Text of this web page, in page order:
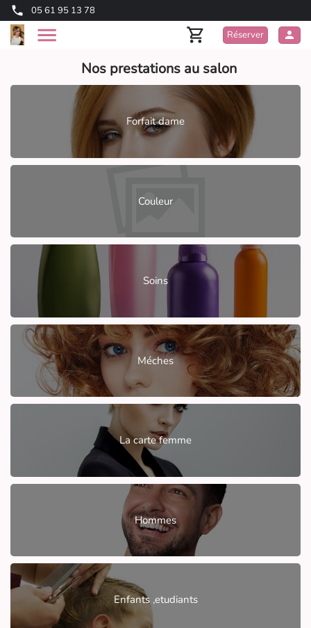
05 61 95 13 78
Réserver
Nos prestations au salon
Forfait dame
Couleur
Soins
Méches
La carte femme
Hommes
Enfants ,etudiants